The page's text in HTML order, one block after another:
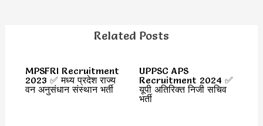
Related Posts
MPSFRI Recruitment
2023 ✅ मध्य प्रदेश राज्य
वन अनुसंधान संस्थान भर्ती
UPPSC APS
Recruitment 2024 ✅
यूपी अतिरिक्त निजी सचिव
भर्ती